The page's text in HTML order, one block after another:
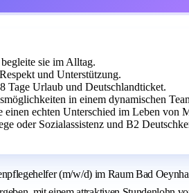
sie im Alltag.
und Unterstützung.
Tage Urlaub und Deutschlandticket.
in einem dynamischen
einen echten Unterschied im Leben von
oder Sozialassistenz und B2
(m/w/d) im Raum Bad